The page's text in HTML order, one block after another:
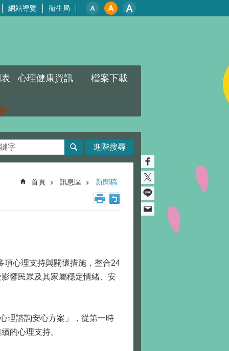
網站導覽 衛生局
心理健康資訊 檔案下載
進階搜尋
首頁 訊息區 新聞稿
心理支持與關懷措施，整合24
響民眾及其家屬穩定情緒、安
理諮詢安心方案」，從第一時
的心理支持。